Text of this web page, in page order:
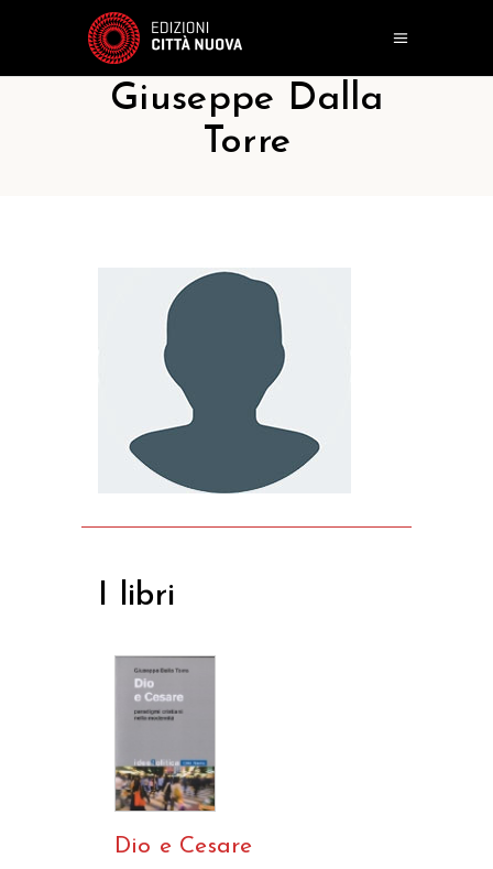
Giuseppe Dalla
Torre
I libri
Dio e Cesare